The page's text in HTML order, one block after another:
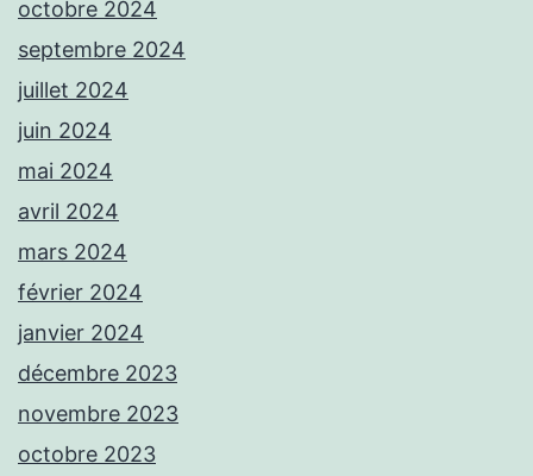
octobre 2024
septembre 2024
juillet 2024
juin 2024
mai 2024
avril 2024
mars 2024
février 2024
janvier 2024
décembre 2023
novembre 2023
octobre 2023